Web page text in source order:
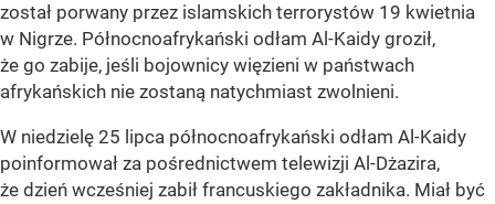
został porwany przez islamskich terrorystów 19 kwietnia
w Nigrze. Północnoafrykański odłam Al-Kaidy groził,
że go zabije, jeśli bojownicy więzieni w państwach
afrykańskich nie zostaną natychmiast zwolnieni.
W niedzielę 25 lipca północnoafrykański odłam Al-Kaidy
poinformował za pośrednictwem telewizji Al-Dżazira,
że dzień wcześniej zabił francuskiego zakładnika. Miał być